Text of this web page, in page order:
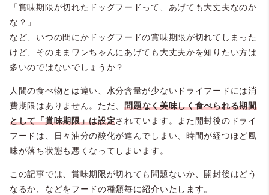
「賞味期限が切れたドッグフードって、あげても大丈夫なのか
な？」
など、いつの間にかドッグフードの賞味期限が切れてしまった
けど、そのままワンちゃんにあげても大丈夫かを知りたい方は
多いのではないでしょうか？
人間の食べ物とは違い、水分含量が少ないドライフードには消
費期限はありません。ただ、問題なく美味しく食べられる期間
として「賞味期限」は設定されています。また開封後のドライ
フードは、日々油分の酸化が進んでしまい、時間が経つほど風
味が落ち状態も悪くなってしまいます。
この記事では、賞味期限が切れても問題ないか、開封後はどう
なるか、などをフードの種類毎に紹介いたします。